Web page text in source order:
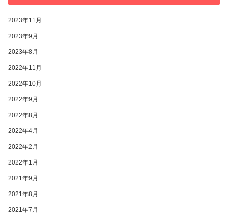
2023年11月
2023年9月
2023年8月
2022年11月
2022年10月
2022年9月
2022年8月
2022年4月
2022年2月
2022年1月
2021年9月
2021年8月
2021年7月